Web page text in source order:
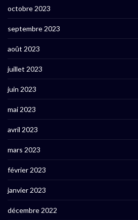
octobre 2023
septembre 2023
août 2023
juillet 2023
juin 2023
mai 2023
avril 2023
mars 2023
février 2023
janvier 2023
décembre 2022